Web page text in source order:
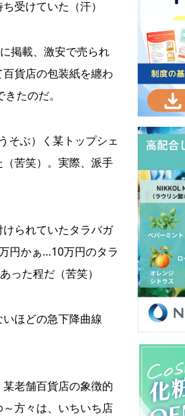
受けていた（汗）
掲載、激安で売られ
貨店の包装紙を纏わ
たのだ。
そぶ）く某トップシェ
苦笑）。実際、派手
られていたタラバガ
円かぁ…10万円のタラ
った程だ（苦笑）
ほどの急下降曲線
老舗百貨店の象徴的
方々は、いちいち店